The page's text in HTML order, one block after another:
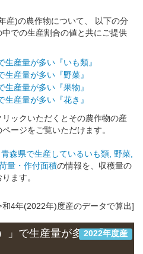
産)の農作物について、 以下の分
での生産割合の値と共にご提供
生産量が多い『いも類』
生産量が多い『野菜』
生産量が多い『果物』
生産量が多い『花き』
ックいただくとその農作物の産
ージをご覧いただけます。
青森県で生産しているいも類, 野菜,
量・作付面積の情報を、収穫量の
ます。
和4年(2022年)度産のデータで算出]
2022年度産
」で生産量が多い『いも